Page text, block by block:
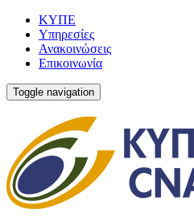
ΚΥΠΕ
Υπηρεσίες
Ανακοινώσεις
Επικοινωνία
Toggle navigation